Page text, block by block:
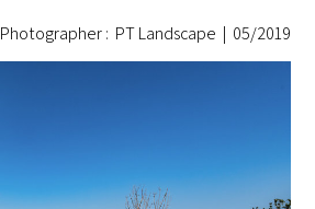
05/2019
|
Photographer : PT Landscape